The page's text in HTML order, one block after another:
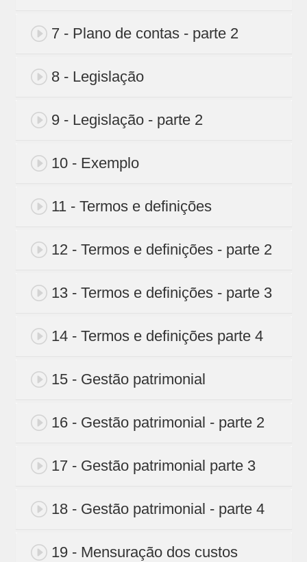
7 - Plano de contas - parte 2
8 - Legislação
9 - Legislação - parte 2
10 - Exemplo
11 - Termos e definições
12 - Termos e definições - parte 2
13 - Termos e definições - parte 3
14 - Termos e definições parte 4
15 - Gestão patrimonial
16 - Gestão patrimonial - parte 2
17 - Gestão patrimonial parte 3
18 - Gestão patrimonial - parte 4
19 - Mensuração dos custos